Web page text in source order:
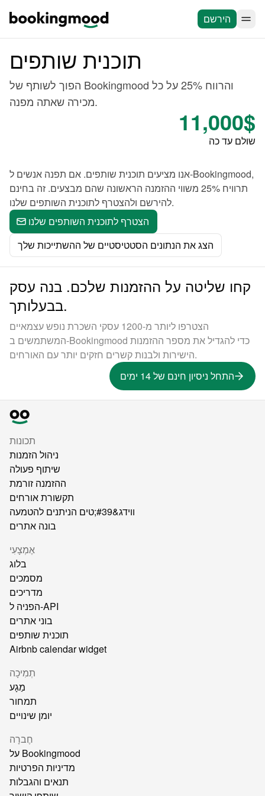
הירשם
תוכנית שותפים
הפוך לשותף של Bookingmood והרווח 25% על כל
מכירה שאתה מפנה.
‏11,000 ‏$
שולם עד כה
אנו מציעים תוכנית שותפים. אם תפנה אנשים ל-Bookingmood,
תרוויח 25% משווי ההזמנה הראשונה שהם מבצעים. זה בחינם
להירשם ולהצטרף לתוכנית השותפים שלנו.
הצטרף לתוכנית השותפים שלנו
הצג את הנתונים הסטטיסטיים של ההשתייכות שלך
קחו שליטה על ההזמנות שלכם. בנה עסק
בבעלותך.
הצטרפו ליותר מ-1200 עסקי השכרת נופש עצמאיים
המשתמשים ב-Bookingmood כדי להגדיל את מספר ההזמנות
הישירות ולבנות קשרים חזקים יותר עם האורחים.
התחל ניסיון חינם של 14 ימים
תכונות
ניהול הזמנות
שיתוף פעולה
ההזמנה זורמת
תקשורת אורחים
ווידג&#39;טים הניתנים להטמעה
בונה אתרים
אֶמְצָעִי
בלוג
מסמכים
מדריכים
הפניה ל-API
בוני אתרים
תוכנית שותפים
Airbnb calendar widget
תְמִיכָה
מַגָע
תמחור
יומן שינויים
חֶברָה
על Bookingmood
מדיניות הפרטיות
תנאים והגבלות